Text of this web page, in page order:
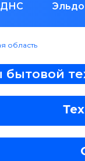
ДНС
область
бытовой